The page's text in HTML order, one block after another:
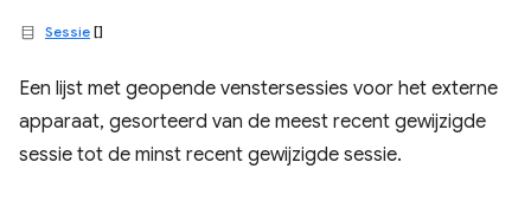
Sessie []
Een lijst met geopende venstersessies voor het externe
apparaat, gesorteerd van de meest recent gewijzigde
sessie tot de minst recent gewijzigde sessie.